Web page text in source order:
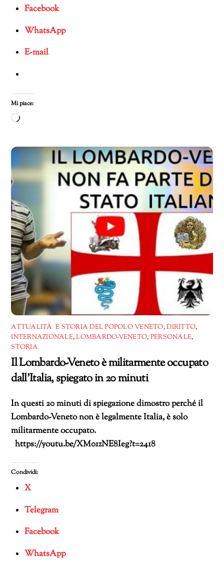
Facebook
WhatsApp
E-mail
Mi piace:
Caricamento
corso…
ATTUALITÀ E STORIA DEL POPOLO VENETO,DIRITTO,
INTERNAZIONALE,LOMBARDO-VENETO, PERSONALE,
STORIA
Il Lombardo-Veneto è militarmente occupato
dall’Italia, spiegato in 20 minuti
In questi 20 minuti di spiegazione dimostro perché il
Lombardo-Veneto non è legalmente Italia, è solo
militarmente occupato.
https://youtu.be/XM01zNE8Ieg?t=2418
Condividi:
X
Telegram
Facebook
WhatsApp